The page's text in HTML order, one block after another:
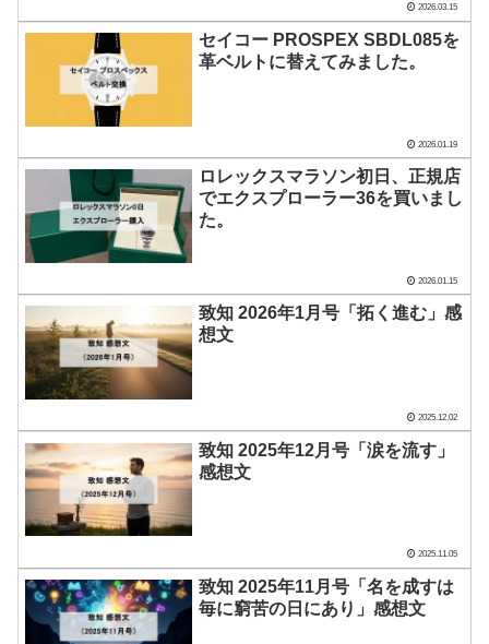
2026.03.15
セイコー PROSPEX SBDL085を
革ベルトに替えてみました。
2026.01.19
ロレックスマラソン初日、正規店
でエクスプローラー36を買いまし
た。
2026.01.15
致知 2026年1月号「拓く進む」感
想文
2025.12.02
致知 2025年12月号「涙を流す」
感想文
2025.11.05
致知 2025年11月号「名を成すは
毎に窮苦の日にあり」感想文